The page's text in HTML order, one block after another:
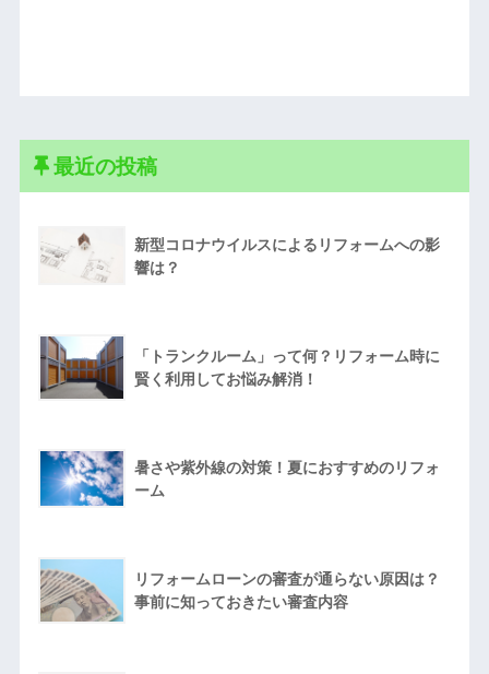
最近の投稿
新型コロナウイルスによるリフォームへの影
響は？
「トランクルーム」って何？リフォーム時に
賢く利用してお悩み解消！
暑さや紫外線の対策！夏におすすめのリフォ
ーム
リフォームローンの審査が通らない原因は？
事前に知っておきたい審査内容